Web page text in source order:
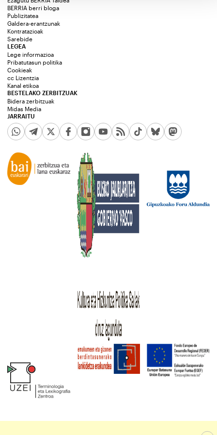
BERRIA berri bloga
Publizitatea
Galdera-erantzunak
Kontratazioak
Sarebide
JARRAITU
LEGEA
Lege informazioa
Pribatutasun politika
Cookieak
cc Lizentzia
Kanal etikoa
BESTELAKO ZERBITZUAK
Bidera zerbitzuak
Midas Media